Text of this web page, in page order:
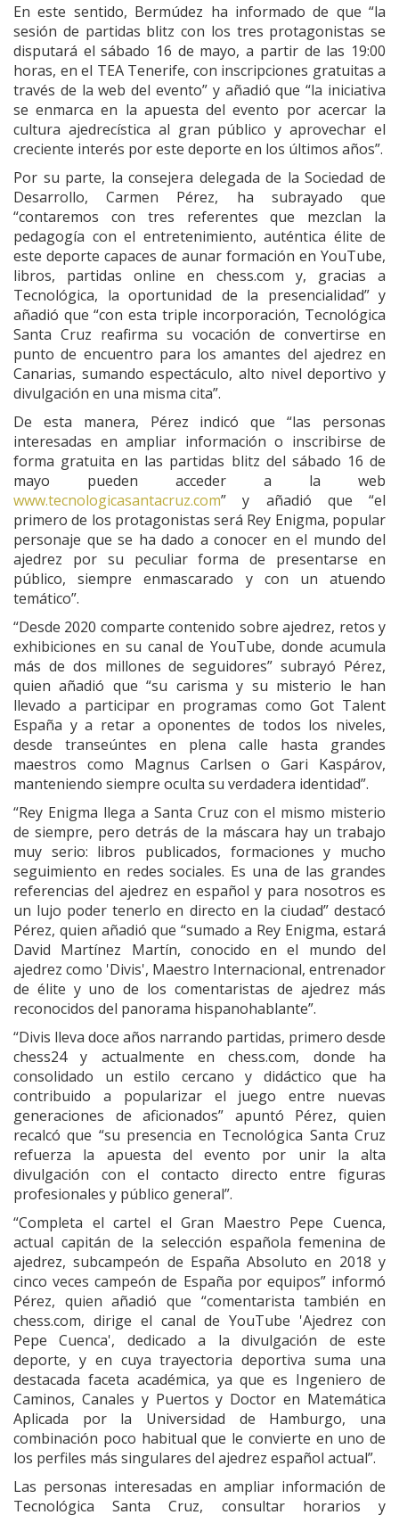
En este sentido, Bermúdez ha informado de que “la
sesión de partidas blitz con los tres protagonistas se
disputará el sábado 16 de mayo, a partir de las 19:00
horas, en el TEA Tenerife, con inscripciones gratuitas a
través de la web del evento” y añadió que “la iniciativa
se enmarca en la apuesta del evento por acercar la
cultura ajedrecística al gran público y aprovechar el
creciente interés por este deporte en los últimos años”.
Por su parte, la consejera delegada de la Sociedad de
Desarrollo, Carmen Pérez, ha subrayado que
“contaremos con tres referentes que mezclan la
pedagogía con el entretenimiento, auténtica élite de
este deporte capaces de aunar formación en YouTube,
libros, partidas online en chess.com y, gracias a
Tecnológica, la oportunidad de la presencialidad” y
añadió que “con esta triple incorporación, Tecnológica
Santa Cruz reafirma su vocación de convertirse en
punto de encuentro para los amantes del ajedrez en
Canarias, sumando espectáculo, alto nivel deportivo y
divulgación en una misma cita”.
De esta manera, Pérez indicó que “las personas
interesadas en ampliar información o inscribirse de
forma gratuita en las partidas blitz del sábado 16 de
mayo pueden acceder a la web
www.tecnologicasantacruz.com” y añadió que “el
primero de los protagonistas será Rey Enigma, popular
personaje que se ha dado a conocer en el mundo del
ajedrez por su peculiar forma de presentarse en
público, siempre enmascarado y con un atuendo
temático”.
“Desde 2020 comparte contenido sobre ajedrez, retos y
exhibiciones en su canal de YouTube, donde acumula
más de dos millones de seguidores” subrayó Pérez,
quien añadió que “su carisma y su misterio le han
llevado a participar en programas como Got Talent
España y a retar a oponentes de todos los niveles,
desde transeúntes en plena calle hasta grandes
maestros como Magnus Carlsen o Gari Kaspárov,
manteniendo siempre oculta su verdadera identidad”.
“Rey Enigma llega a Santa Cruz con el mismo misterio
de siempre, pero detrás de la máscara hay un trabajo
muy serio: libros publicados, formaciones y mucho
seguimiento en redes sociales. Es una de las grandes
referencias del ajedrez en español y para nosotros es
un lujo poder tenerlo en directo en la ciudad” destacó
Pérez, quien añadió que “sumado a Rey Enigma, estará
David Martínez Martín, conocido en el mundo del
ajedrez como 'Divis', Maestro Internacional, entrenador
de élite y uno de los comentaristas de ajedrez más
reconocidos del panorama hispanohablante”.
“Divis lleva doce años narrando partidas, primero desde
chess24 y actualmente en chess.com, donde ha
consolidado un estilo cercano y didáctico que ha
contribuido a popularizar el juego entre nuevas
generaciones de aficionados” apuntó Pérez, quien
recalcó que “su presencia en Tecnológica Santa Cruz
refuerza la apuesta del evento por unir la alta
divulgación con el contacto directo entre figuras
profesionales y público general”.
“Completa el cartel el Gran Maestro Pepe Cuenca,
actual capitán de la selección española femenina de
ajedrez, subcampeón de España Absoluto en 2018 y
cinco veces campeón de España por equipos” informó
Pérez, quien añadió que “comentarista también en
chess.com, dirige el canal de YouTube 'Ajedrez con
Pepe Cuenca', dedicado a la divulgación de este
deporte, y en cuya trayectoria deportiva suma una
destacada faceta académica, ya que es Ingeniero de
Caminos, Canales y Puertos y Doctor en Matemática
Aplicada por la Universidad de Hamburgo, una
combinación poco habitual que le convierte en uno de
los perfiles más singulares del ajedrez español actual”.
Las personas interesadas en ampliar información de
Tecnológica Santa Cruz, consultar horarios y